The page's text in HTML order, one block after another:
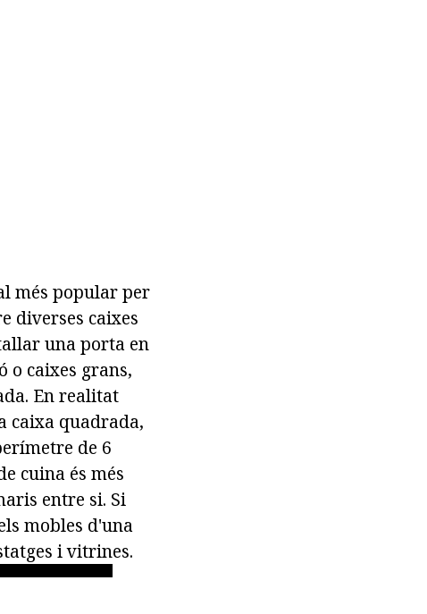
més popular per
diverses caixes
una porta en
o caixes grans,
En realitat
caixa quadrada,
de 6
cuina és més
entre si. Si
mobles d'una
i vitrines.